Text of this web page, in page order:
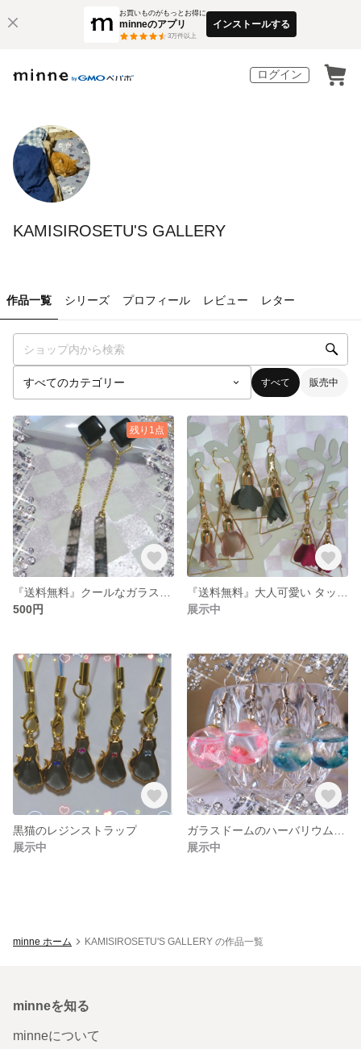
お買いものがもっとお得に
minneのアプリ
3万件以上
インストールする
ログイン
KAMISIROSETU'S GALLERY
作品一覧 シリーズ プロフィール レビュー レター
すべて 販売中
残り1点
500円
展示中
黒猫のレジンストラップ
展示中
展示中
minne ホーム KAMISIROSETU'S GALLERY の作品一覧
minneを知る
minneについて